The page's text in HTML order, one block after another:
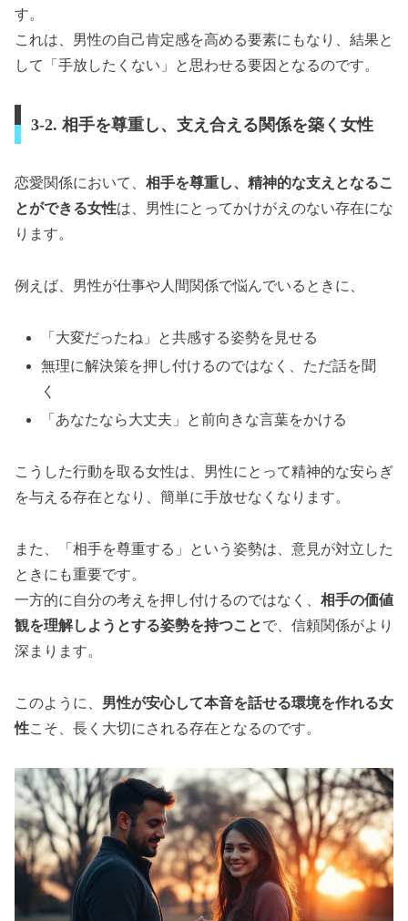
す。
これは、男性の自己肯定感を高める要素にもなり、結果と
して「手放したくない」と思わせる要因となるのです。
3-2. 相手を尊重し、支え合える関係を築く女性
恋愛関係において、 相手を尊重し、精神的な支えとなるこ
とができる女性は、男性にとってかけがえのない存在にな
ります。
例えば、男性が仕事や人間関係で悩んでいるときに、
「大変だったね」と共感する姿勢を見せる
無理に解決策を押し付けるのではなく、ただ話を聞
く
「あなたなら大丈夫」と前向きな言葉をかける
こうした行動を取る女性は、男性にとって精神的な安らぎ
を与える存在となり、簡単に手放せなくなります。
また、「相手を尊重する」という姿勢は、意見が対立した
ときにも重要です。
一方的に自分の考えを押し付けるのではなく、 相手の価値
観を理解しようとする姿勢を持つことで、信頼関係がより
深まります。
このように、 男性が安心して本音を話せる環境を作れる女
性こそ、長く大切にされる存在となるのです。